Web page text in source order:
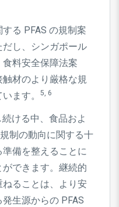
る PFAS の規制案
し、シンガポール
料安全保障法案
材のより厳格な規
ます。
5, 6
ける中、食品およ
制の動向に関する十
備を整えることに
できます。継続的
ることは、より安
生源からの PFAS